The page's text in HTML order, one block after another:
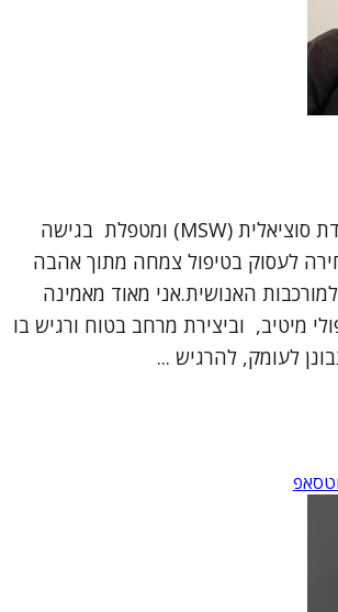
שמי דנה כהן, עובדת סוציאלית (MSW) ומטפלת בגישה
לעסוק בטיפול צמחה מתוך אהבה
האנושית.אני מאוד מאמינה
מיטיב, וביצירת מרחב בטוח ורגיש בו
לעומק, להרגיש ...